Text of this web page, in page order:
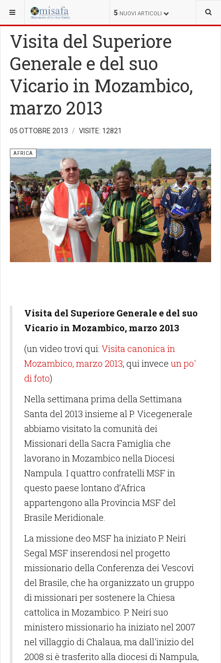
5 NUOVI ARTICOLI
SEI QUI: MISSIONE
Visita del Superiore
Generale e del suo
Vicario in Mozambico,
marzo 2013
05 OTTOBRE 2013 VISITE: 12821
AFRICA
Visita del Superiore Generale e del suo
Vicario in Mozambico, marzo 2013
(un video trovi qui: Visita canonica in
Mozambico, marzo 2013, qui invece un po'
di foto)
Nella settimana prima della Settimana
Santa del 2013 insieme al P. Vicegenerale
abbiamo visitato la comunità dei
Missionari della Sacra Famiglia che
lavorano in Mozambico nella Diocesi
Nampula. I quattro confratelli MSF in
questo paese lontano d’Africa
appartengono alla Provincia MSF del
Brasile Meridionale.
La missione deo MSF ha iniziato P. Neiri
Segal MSF inserendosi nel progetto
missionario della Conferenza dei Vescovi
del Brasile, che ha organizzato un gruppo
di missionari per sostenere la Chiesa
cattolica in Mozambico. P. Neiri suo
ministero missionario ha iniziato nel 2007
nel villaggio di Chalaua, ma dall'inizio del
2008 si è trasferito alla diocesi di Nampula,